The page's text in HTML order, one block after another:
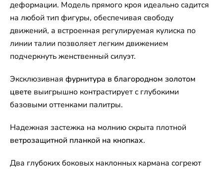
деформации. Модель прямого кроя идеально садится
на любой тип фигуры, обеспечивая свободу
движений, а встроенная регулируемая кулиска по
линии талии позволяет легким движением
подчеркнуть женственный силуэт.
Эксклюзивная фурнитура в благородном золотом
цвете выигрышно контрастирует с глубокими
базовыми оттенками палитры.
Надежная застежка на молнию скрыта плотной
ветрозащитной планкой на кнопках.
Два глубоких боковых наклонных кармана согреют